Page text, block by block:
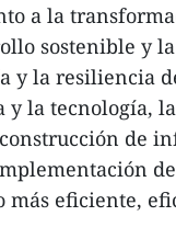
a la
sostenible y
y la resiliencia
la tecnología,
de
eficiente,